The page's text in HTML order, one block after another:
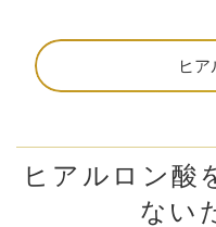
ヒ
ヒアルロン酸
ない